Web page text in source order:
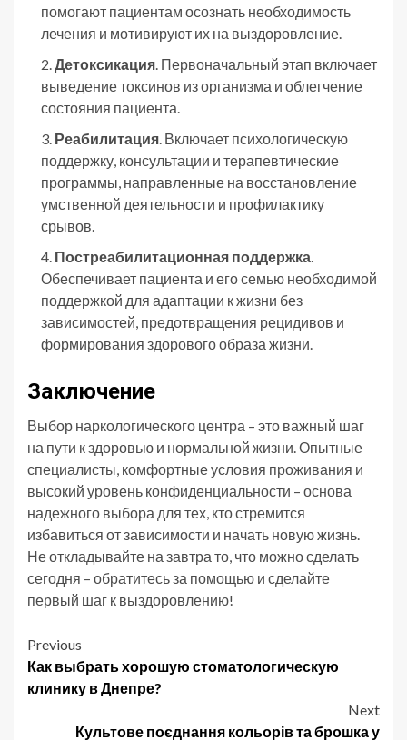
помогают пациентам осознать необходимость
лечения и мотивируют их на выздоровление.
Детоксикация. Первоначальный этап включает
выведение токсинов из организма и облегчение
состояния пациента.
Реабилитация. Включает психологическую
поддержку, консультации и терапевтические
программы, направленные на восстановление
умственной деятельности и профилактику
срывов.
Постреабилитационная поддержка.
Обеспечивает пациента и его семью необходимой
поддержкой для адаптации к жизни без
зависимостей, предотвращения рецидивов и
формирования здорового образа жизни.
Заключение
Выбор наркологического центра – это важный шаг
на пути к здоровью и нормальной жизни. Опытные
специалисты, комфортные условия проживания и
высокий уровень конфиденциальности – основа
надежного выбора для тех, кто стремится
избавиться от зависимости и начать новую жизнь.
Не откладывайте на завтра то, что можно сделать
сегодня – обратитесь за помощью и сделайте
первый шаг к выздоровлению!
Post
navigation
Previous
Как выбрать хорошую стоматологическую
клинику в Днепре?
Next
Культове поєднання кольорів та брошка у